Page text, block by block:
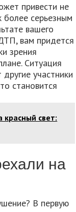
привести не
более серьезным
вашего
вам придется
зрения
Ситуация
участники
становится
свет:
на
В первую